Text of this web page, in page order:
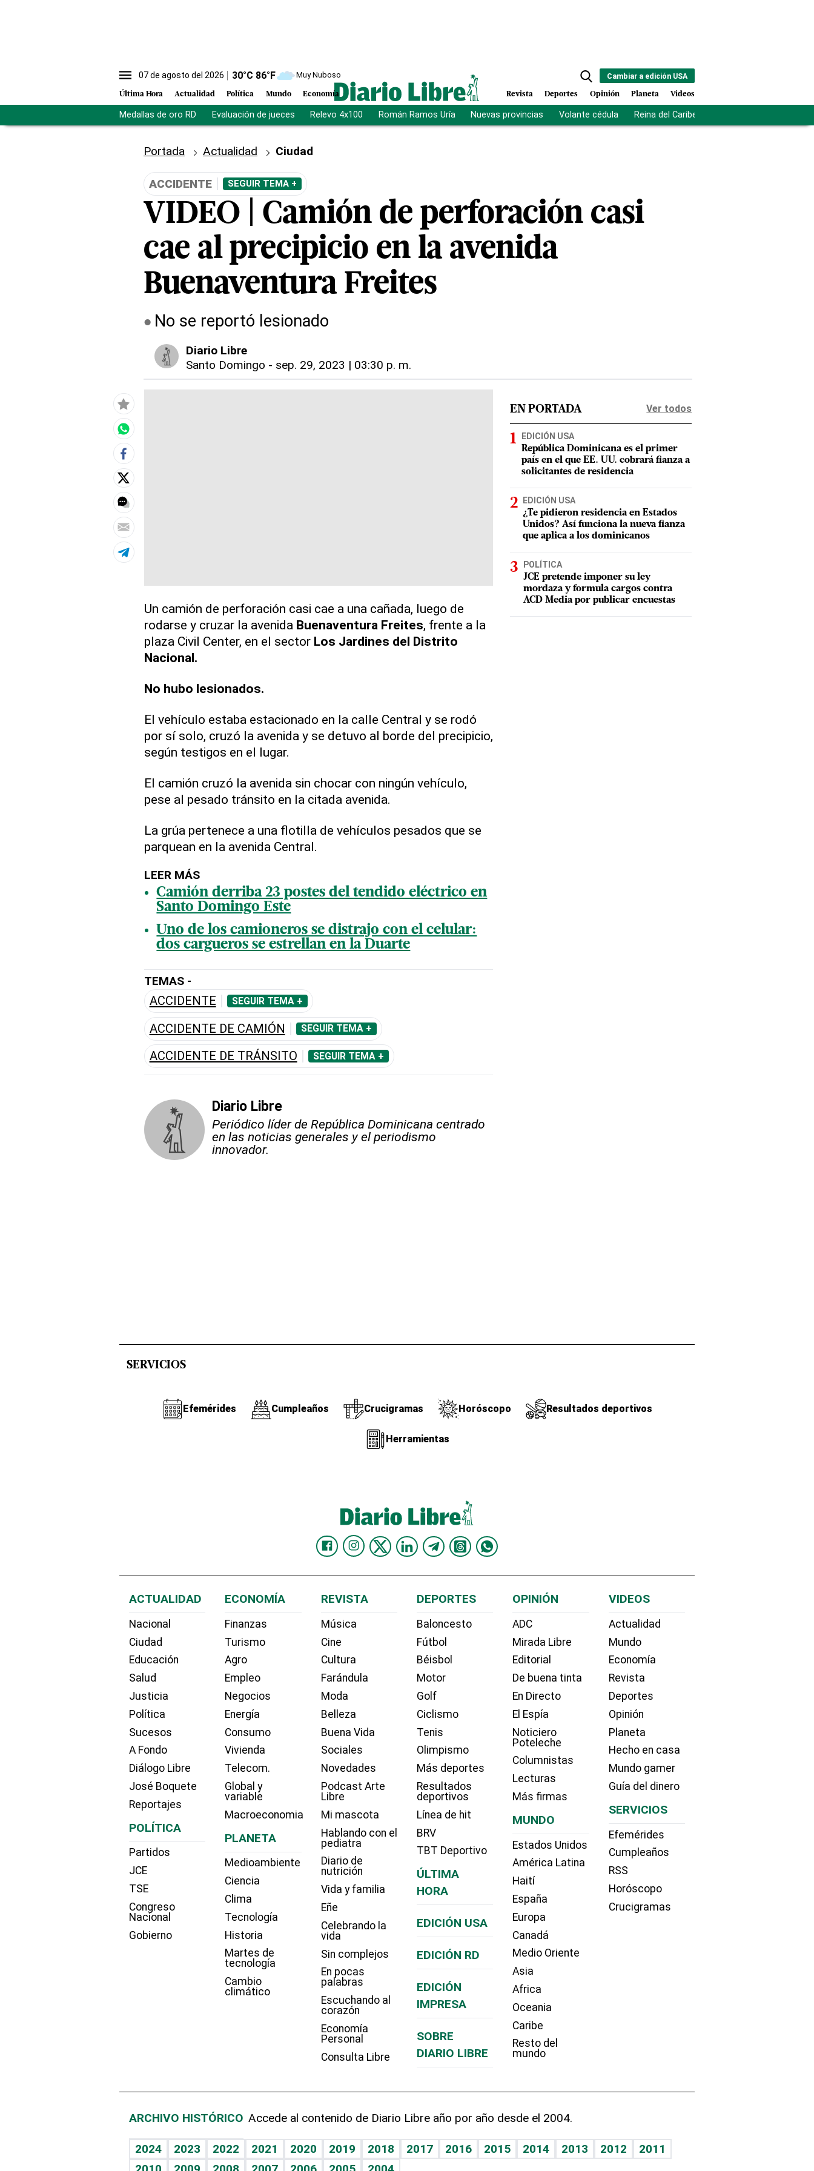
07 de agosto del 2026 30°C 86°F Muy Nuboso
Última Hora Actualidad Política Mundo Economía
Cambiar a edición USA
Revista Deportes Opinión Planeta Videos
Medallas de oro RD Evaluación de jueces Relevo 4x100 Román Ramos Uría Nuevas provincias Volante cédula Reina del Caribe
Portada Actualidad Ciudad
ACCIDENTE SEGUIR TEMA +
VIDEO | Camión de perforación casi
cae al precipicio en la avenida
Buenaventura Freites
No se reportó lesionado
Diario Libre
Santo Domingo - sep. 29, 2023 | 03:30 p. m.
Un camión de perforación casi cae a una cañada, luego de
rodarse y cruzar la avenida Buenaventura Freites, frente a la
plaza Civil Center, en el sector Los Jardines del Distrito
Nacional.
No hubo lesionados.
El vehículo estaba estacionado en la calle Central y se rodó
por sí solo, cruzó la avenida y se detuvo al borde del precipicio,
según testigos en el lugar.
El camión cruzó la avenida sin chocar con ningún vehículo,
pese al pesado tránsito en la citada avenida.
La grúa pertenece a una flotilla de vehículos pesados que se
parquean en la avenida Central.
LEER MÁS
Camión derriba 23 postes del tendido eléctrico en
Santo Domingo Este
Uno de los camioneros se distrajo con el celular:
dos cargueros se estrellan en la Duarte
TEMAS -
ACCIDENTE SEGUIR TEMA +
ACCIDENTE DE CAMIÓN SEGUIR TEMA +
ACCIDENTE DE TRÁNSITO SEGUIR TEMA +
Diario Libre
Periódico líder de República Dominicana centrado
en las noticias generales y el periodismo
innovador.
EN PORTADA Ver todos
EDICIÓN USA
República Dominicana es el primer
país en el que EE. UU. cobrará fianza a
solicitantes de residencia
EDICIÓN USA
¿Te pidieron residencia en Estados
Unidos? Así funciona la nueva fianza
que aplica a los dominicanos
POLÍTICA
JCE pretende imponer su ley
mordaza y formula cargos contra
ACD Media por publicar encuestas
SERVICIOS
Efemérides Cumpleaños Crucigramas Horóscopo Resultados deportivos
Herramientas
ACTUALIDAD
Nacional
Ciudad
Educación
Salud
Justicia
Política
Sucesos
A Fondo
Diálogo Libre
José Boquete
Reportajes
POLÍTICA
Partidos
JCE
TSE
Congreso
Nacional
Gobierno
ECONOMÍA
Finanzas
Turismo
Agro
Empleo
Negocios
Energía
Consumo
Vivienda
Telecom.
Global y
variable
Macroeconomia
PLANETA
Medioambiente
Ciencia
Clima
Tecnología
Historia
Martes de
tecnología
Cambio
climático
REVISTA
Música
Cine
Cultura
Farándula
Moda
Belleza
Buena Vida
Sociales
Novedades
Podcast Arte
Libre
Mi mascota
Hablando con el
pediatra
Diario de
nutrición
Vida y familia
Eñe
Celebrando la
vida
Sin complejos
En pocas
palabras
Escuchando al
corazón
Economía
Personal
Consulta Libre
DEPORTES
Baloncesto
Fútbol
Béisbol
Motor
Golf
Ciclismo
Tenis
Olimpismo
Más deportes
Resultados
deportivos
Línea de hit
BRV
TBT Deportivo
ÚLTIMA
HORA
EDICIÓN USA
EDICIÓN RD
EDICIÓN
IMPRESA
SOBRE
DIARIO LIBRE
OPINIÓN
ADC
Mirada Libre
Editorial
De buena tinta
En Directo
El Espía
Noticiero
Poteleche
Columnistas
Lecturas
Más firmas
MUNDO
Estados Unidos
América Latina
Haití
España
Europa
Canadá
Medio Oriente
Asia
Africa
Oceania
Caribe
Resto del
mundo
VIDEOS
Actualidad
Mundo
Economía
Revista
Deportes
Opinión
Planeta
Hecho en casa
Mundo gamer
Guía del dinero
SERVICIOS
Efemérides
Cumpleaños
RSS
Horóscopo
Crucigramas
ARCHIVO HISTÓRICO Accede al contenido de Diario Libre año por año desde el 2004.
2024 2023 2022 2021 2020 2019 2018 2017 2016 2015 2014 2013 2012
2011